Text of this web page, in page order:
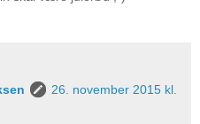
26. november 2015 kl.